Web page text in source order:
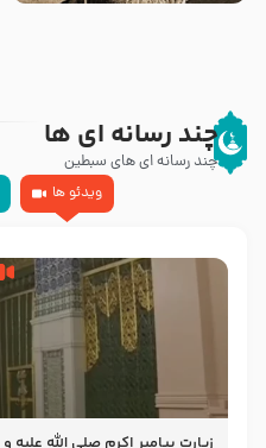
چند رسانه ای ها
چند رسانه ای های سبطین
ویدئو ها
زیارت پیامبر اکرم صلی الله